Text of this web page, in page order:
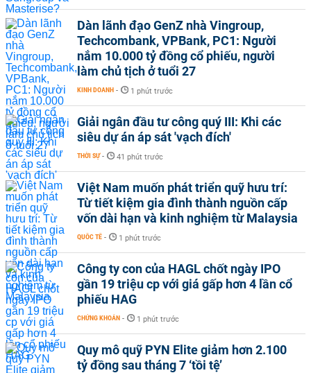
Dàn lãnh đạo GenZ nhà Vingroup,
Techcombank, VPBank, PC1: Người
nắm 10.000 tỷ đồng cổ phiếu, người
làm chủ tịch ở tuổi 27
KINH DOANH - 1 phút trước
Giải ngân đầu tư công quý III: Khi các
siêu dự án áp sát 'vạch đích'
THỜI SỰ - 41 phút trước
Việt Nam muốn phát triển quỹ hưu trí:
Từ tiết kiệm gia đình thành nguồn cấp
vốn dài hạn và kinh nghiệm từ Malaysia
QUỐC TẾ - 1 phút trước
Công ty con của HAGL chốt ngày IPO
gần 19 triệu cp với giá gấp hơn 4 lần cổ
phiếu HAG
CHỨNG KHOÁN - 1 phút trước
Quy mô quỹ PYN Elite giảm hơn 2.100
tỷ đồng sau tháng 7 ‘tồi tệ’